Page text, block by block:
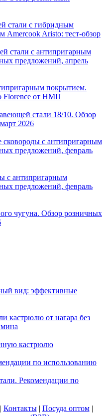
стали с гибридным
Amercook Aristo: тест-обзор
стали с антипригарным
предложений, апрель
покрытием.
Florence от НМП
стали 18/10. Обзор
2026
с антипригарным
предложений, февраль
с антипригарным
предложений, февраль
чугуна. Обзор розничных
вид: эффективные
кастрюлю от нагара без
кастрюлю
по использованию
Рекомендации по
Контакты| Посуда оптом|